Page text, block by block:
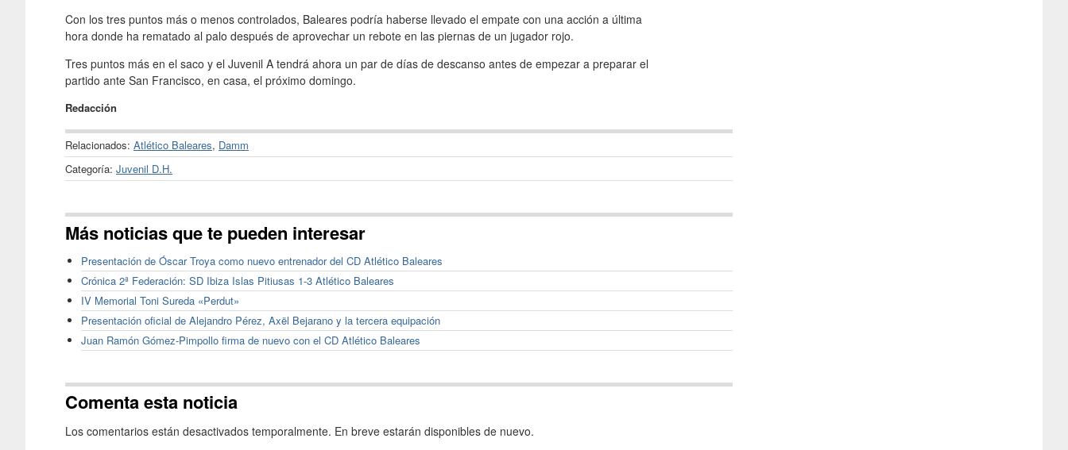
Con los tres puntos más o menos controlados, Baleares podría haberse llevado el empate con una acción a última
hora donde ha rematado al palo después de aprovechar un rebote en las piernas de un jugador rojo.
Tres puntos más en el saco y el Juvenil A tendrá ahora un par de días de descanso antes de empezar a preparar el
partido ante San Francisco, en casa, el próximo domingo.
Redacción
Relacionados: Atlético Baleares, Damm
Categoría: Juvenil D.H.
Más noticias que te pueden interesar
Presentación de Óscar Troya como nuevo entrenador del CD Atlético Baleares
Crónica 2ª Federación: SD Ibiza Islas Pitiusas 1-3 Atlético Baleares
IV Memorial Toni Sureda «Perdut»
Presentación oficial de Alejandro Pérez, Axël Bejarano y la tercera equipación
Juan Ramón Gómez-Pimpollo firma de nuevo con el CD Atlético Baleares
Comenta esta noticia
Los comentarios están desactivados temporalmente. En breve estarán disponibles de nuevo.